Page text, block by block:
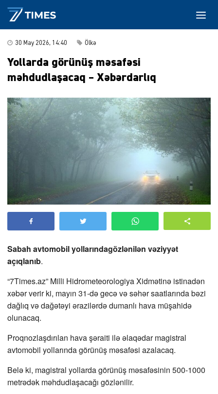
30 May 2026, 14:40 Ölkə
Yollarda görünüş məsafəsi
məhdudlaşacaq – Xəbərdarlıq
Sabah avtomobil yollarındagözlənilən vəziyyət
açıqlanıb.
“7Times.az” Milli Hidrometeorologiya Xidmətinə istinadən
xəbər verir ki, mayın 31-də gecə və səhər saatlarında bəzi
dağlıq və dağətəyi ərazilərdə dumanlı hava müşahidə
olunacaq.
Proqnozlaşdırılan hava şəraiti ilə əlaqədar magistral
avtomobil yollarında görünüş məsafəsi azalacaq.
Belə ki, magistral yollarda görünüş məsafəsinin 500-1000
metrədək məhdudlaşacağı gözlənilir.